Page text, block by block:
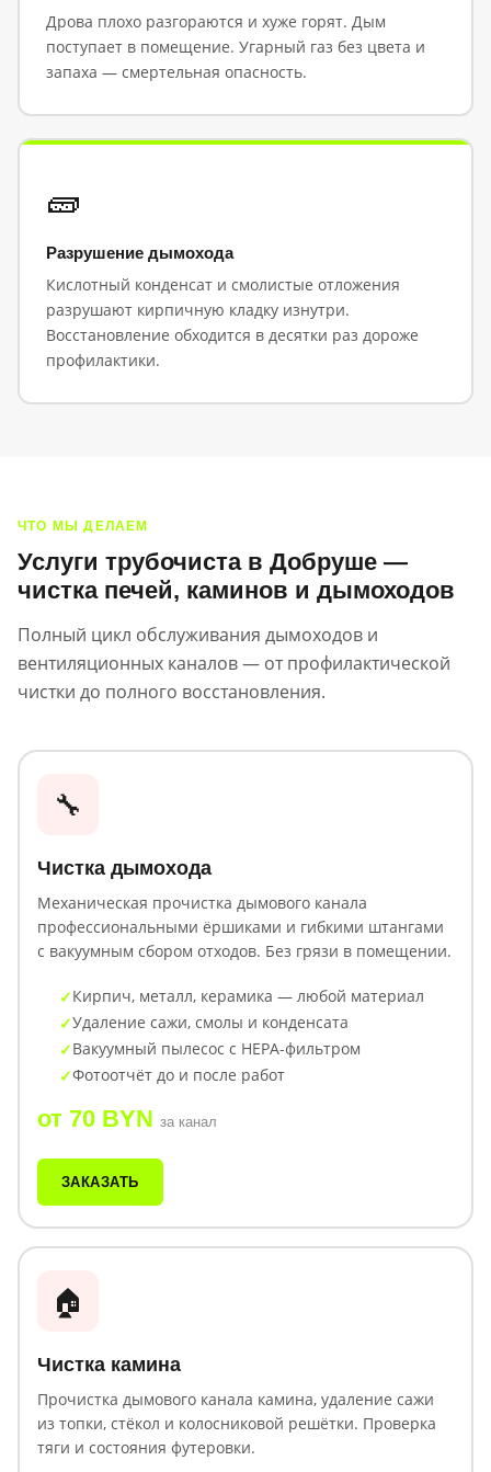
Дрова плохо разгораются и хуже горят. Дым
поступает в помещение. Угарный газ без цвета и
запаха — смертельная опасность.
🧱
Разрушение дымохода
Кислотный конденсат и смолистые отложения
разрушают кирпичную кладку изнутри.
Восстановление обходится в десятки раз дороже
профилактики.
ЧТО МЫ ДЕЛАЕМ
Услуги трубочиста в Добруше —
чистка печей, каминов и дымоходов
Полный цикл обслуживания дымоходов и
вентиляционных каналов — от профилактической
чистки до полного восстановления.
🔧
Чистка дымохода
Механическая прочистка дымового канала
профессиональными ёршиками и гибкими штангами
с вакуумным сбором отходов. Без грязи в помещении.
Кирпич, металл, керамика — любой материал
Удаление сажи, смолы и конденсата
Вакуумный пылесос с HEPA-фильтром
Фотоотчёт до и после работ
от 70 BYN за канал
ЗАКАЗАТЬ
🏠
Чистка камина
Прочистка дымового канала камина, удаление сажи
из топки, стёкол и колосниковой решётки. Проверка
тяги и состояния футеровки.